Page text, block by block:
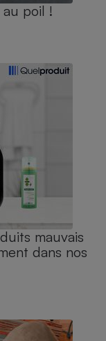
au poil !
mauvais
dans nos